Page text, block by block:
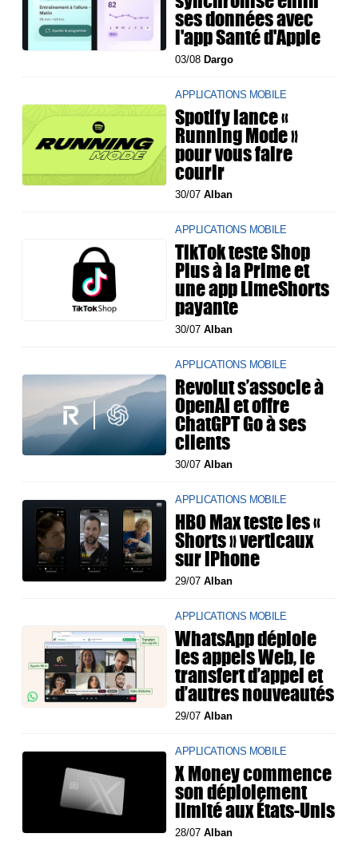
ses données avec
l'app Santé d'Apple
03/08 Dargo
APPLICATIONS MOBILE
Spotify lance «
Running Mode »
pour vous faire
courir
30/07Alban
APPLICATIONS MOBILE
TikTok teste Shop
Plus à la Prime et
une app LimeShorts
payante
30/07Alban
APPLICATIONS MOBILE
Revolut s’associe à
OpenAI et offre
ChatGPT Go à ses
clients
30/07Alban
APPLICATIONS MOBILE
HBO Max teste les «
Shorts » verticaux
sur iPhone
29/07Alban
APPLICATIONS MOBILE
WhatsApp déploie
les appels Web, le
transfert d’appel et
d’autres nouveautés
29/07Alban
APPLICATIONS MOBILE
X Money commence
son déploiement
limité aux États-Unis
28/07Alban